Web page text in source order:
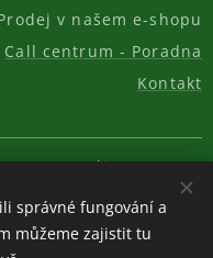
v našem e-shopu
Call centrum - Poradna
Kontakt
s.r.o. Cookies
USD $
správné fungování a
můžeme zajistit tu